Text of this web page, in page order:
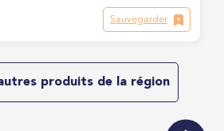
Sauvegarder
produits de la région